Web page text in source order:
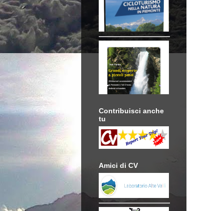
Contribuisci anche
tu
Amici di CV